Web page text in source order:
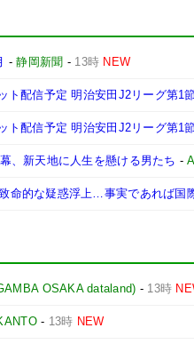
-静岡新聞 - 13時 NEW
ト配信予定 明治安田J2リーグ第1節
ト配信予定 明治安田J2リーグ第1節
、新天地に人生を懸ける男たち -
命的な疑惑浮上…事実であれば国
OSAKA dataland) - 13時
- 13時 NEW